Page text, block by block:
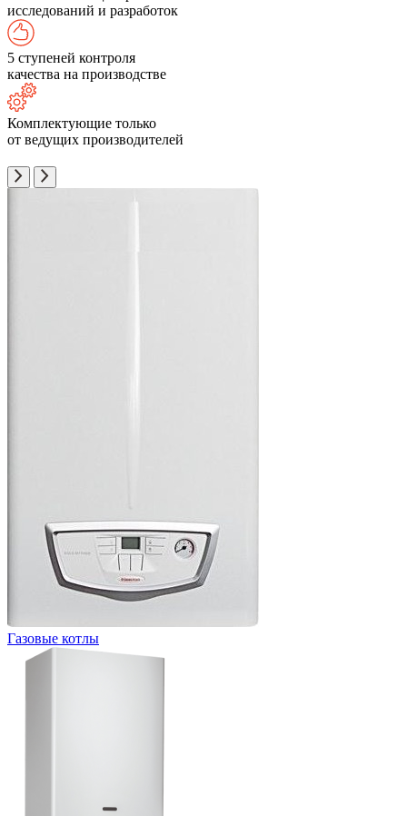
исследований и разработок
5 ступеней контроля
качества на производстве
Комплектующие только
от ведущих производителей
Газовые котлы